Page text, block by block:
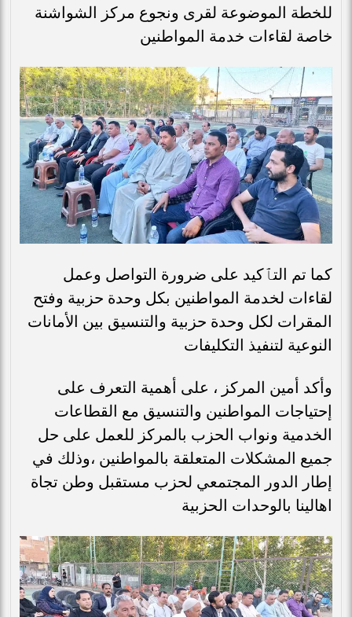
للخطة الموضوعة لقرى ونجوع مركز الشواشنة
خاصة لقاءات خدمة المواطنين
كما تم التٱكيد على ضرورة التواصل وعمل
لقاءات لخدمة المواطنين بكل وحدة حزبية وفتح
المقرات لكل وحدة حزبية والتنسيق بين الأمانات
النوعية لتنفيذ التكليفات
وأكد أمين المركز ، على أهمية التعرف على
إحتياجات المواطنين والتنسيق مع القطاعات
الخدمية ونواب الحزب بالمركز للعمل على حل
جميع المشكلات المتعلقة بالمواطنين ،وذلك في
إطار الدور المجتمعي لحزب مستقبل وطن تجاة
اهالينا بالوحدات الحزبية